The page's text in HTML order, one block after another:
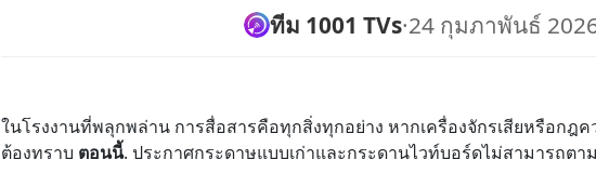
ทีม 1001 TVs·24 กุมภาพันธ์
ในโรงงานที่พลุกพล่าน การสื่อสารคือทุกสิ่งทุกอย่าง หากเครื่องจักรเสียหรือกฎ
ต้องทราบ ตอนนี้. ประกาศกระดาษแบบเก่าและกระดานไวท์บอร์ดไม่สามารถตา